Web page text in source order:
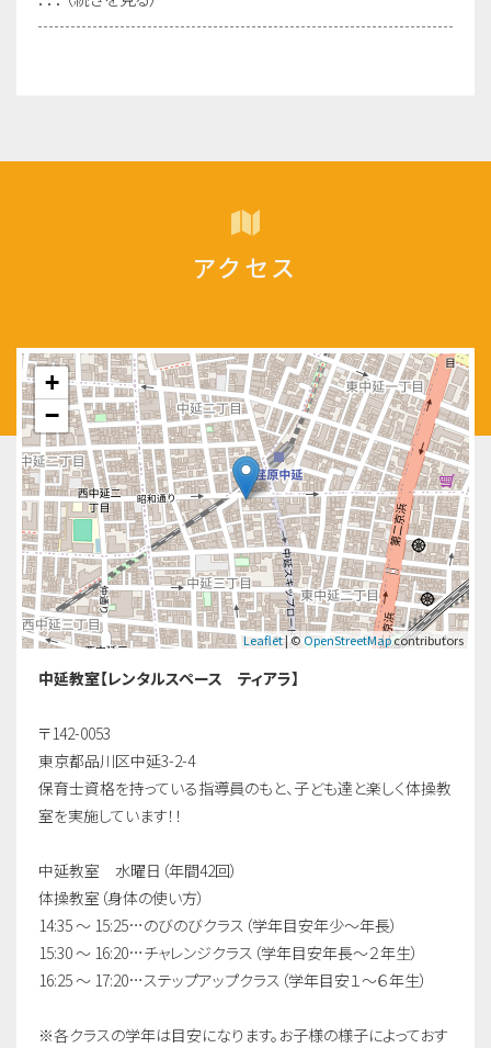
アクセス
+
−
Leaflet| ©OpenStreetMapcontributors
中延教室【レンタルスペース ティアラ】
〒142-0053
東京都品川区中延3-2-4
保育士資格を持っている指導員のもと、子ども達と楽しく体操教
室を実施しています！！
中延教室 水曜日（年間42回）
体操教室（身体の使い方）
14:35 ～ 15:25…のびのびクラス（学年目安年少〜年長）
15:30 ～ 16:20…チャレンジクラス（学年目安年長〜２年生）
16:25 ～ 17:20…ステップアップクラス（学年目安１〜６年生）
※各クラスの学年は目安になります。お子様の様子によっておす